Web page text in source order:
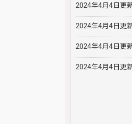
2024年4月4日更
2024年4月4日更
2024年4月4日更
2024年4月4日更